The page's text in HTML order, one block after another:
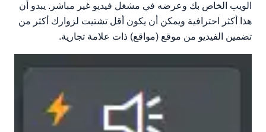
الويب الخاص بك وعرضه في مشغل فيديو غير مباشر. يبدو أن
هذا أكثر احترافية ويمكن أن يكون أقل تشتيت لزوارك أكثر من
تضمين الفيديو من موقع (مواقع) ذات علامة تجارية.